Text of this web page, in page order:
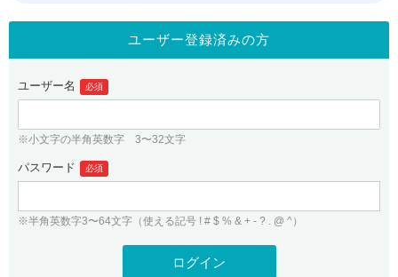
.jpドメインオークション
gTLDオークション NEW!
.jpドメインバックオーダー
プレミアムドメイン
人気ドメインの種類
WHOIS検索
紹介制度
バリュードメインAPI
ドメイン・ホスティングOEM
ログイン
従来のバリュードメインをご利用希望の方
Value Domainにログイン
ユーザー登録
ユーザー登録済みの方
ユーザー名 必須
※小文字の半角英数字 3〜32文字
パスワード 必須
※半角英数字3〜64文字（使える記号 ! # $ % & + - ? . @ ^）